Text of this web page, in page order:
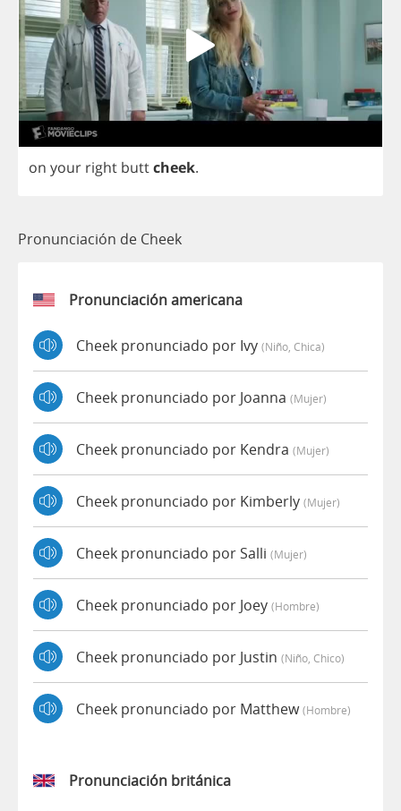
on your right buttcheek.
Pronunciación de Cheek
Pronunciación americana
Cheek pronunciado por Ivy (niño, Chica)
Cheek pronunciado por Joanna (mujer)
Cheek pronunciado por Kendra (mujer)
Cheek pronunciado por Kimberly (mujer)
Cheek pronunciado por Salli (mujer)
Cheek pronunciado por Joey (hombre)
Cheek pronunciado por Justin (niño, Chico)
Cheek pronunciado por Matthew(hombre)
Pronunciación británica